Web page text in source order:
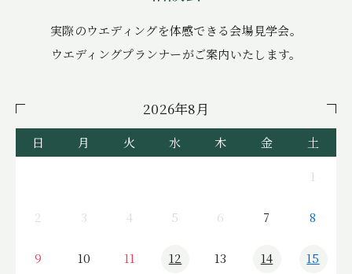
実際のウエディングを体感できる会場見学会。
ウエディングプランナーがご案内いたします。
2026年8月
日 月 火 水 木 金 土
1
2 3 4 5 6 7 8
9 10 11 12 13 14 15